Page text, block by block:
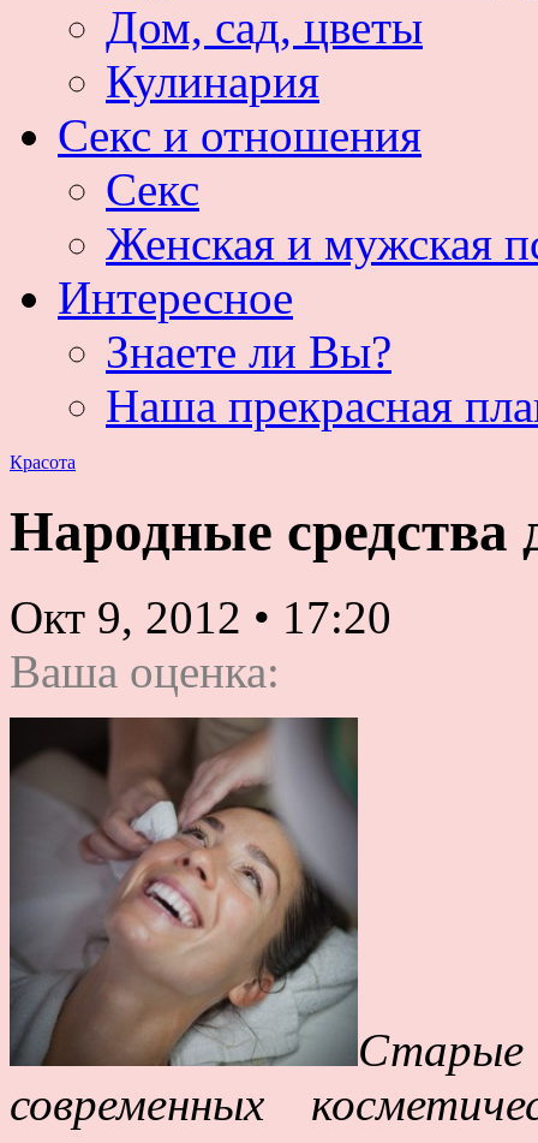
Дом, сад, цветы
Кулинария
Секс и отношения
Секс
Женская и мужская
Интересное
Знаете ли Вы?
Наша прекрасная
Красота
Народные средства
Окт 9, 2012 • 17:20
Ваша оценка:
Старые
современных